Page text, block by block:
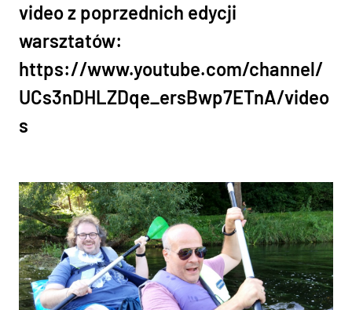
video z poprzednich edycji
warsztatów:
https://www.youtube.com/channel/
UCs3nDHLZDqe_ersBwp7ETnA/video
s